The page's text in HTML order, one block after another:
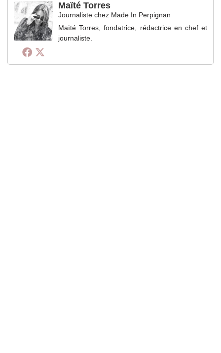
Maïté Torres
Journaliste chez Made In Perpignan
Maïté Torres, fondatrice, rédactrice en chef et
journaliste.